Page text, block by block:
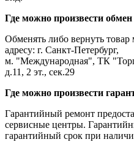
Где можно произвести обмен
Обменять либо вернуть
адресу: г. Санкт-Петербург,
м. "Международная", ТК
д.11, 2 эт., сек.29
Где можно произвести
Гарантийный ремонт
сервисные центры.
гарантийный срок при